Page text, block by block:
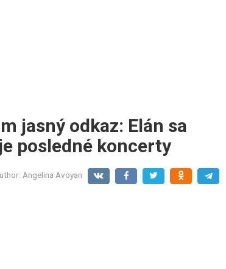
jasný odkaz: Elán sa
posledné koncerty
Angelina Avoyan